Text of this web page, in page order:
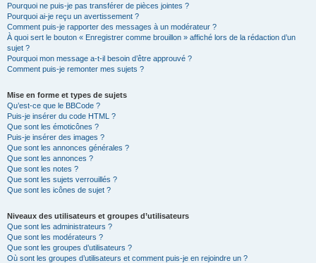
Pourquoi ne puis-je pas transférer de pièces jointes ?
Pourquoi ai-je reçu un avertissement ?
Comment puis-je rapporter des messages à un modérateur ?
À quoi sert le bouton « Enregistrer comme brouillon » affiché lors de la rédaction d’un
sujet ?
Pourquoi mon message a-t-il besoin d’être approuvé ?
Comment puis-je remonter mes sujets ?
Mise en forme et types de sujets
Qu’est-ce que le BBCode ?
Puis-je insérer du code HTML ?
Que sont les émoticônes ?
Puis-je insérer des images ?
Que sont les annonces générales ?
Que sont les annonces ?
Que sont les notes ?
Que sont les sujets verrouillés ?
Que sont les icônes de sujet ?
Niveaux des utilisateurs et groupes d’utilisateurs
Que sont les administrateurs ?
Que sont les modérateurs ?
Que sont les groupes d’utilisateurs ?
Où sont les groupes d’utilisateurs et comment puis-je en rejoindre un ?